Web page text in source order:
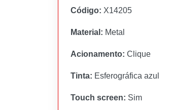
Código: X14205
Material: Metal
Acionamento: Clique
Tinta: Esferográfica azul
Touch screen: Sim